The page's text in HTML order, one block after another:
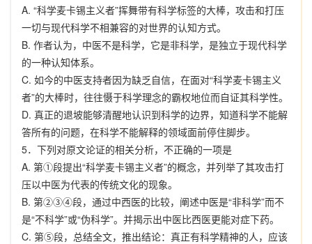
A. “科学麦卡锡主义者”挥舞带有科学标签的大棒，攻击和打压
一切与现代科学不相兼容的对世界的认知方式。
B. 作者认为，中医不是科学，它是非科学，是独立于现代科学
的一种认知体系。
C. 如今的中医支持者因为缺乏自信，在面对“科学麦卡锡主义
者”的大棒时，往往慑于科学理念的霸权地位而自证其科学性。
D. 真正的退坡能够清醒地认识到科学的边界，知道科学不能解
答所有的问题，在科学不能解释的领域面前停住脚步。
5． 下列对原文论证的相关分析，不正确的一项是
A. 第①段提出“科学麦卡锡主义者”的概念，并列举了其攻击打
压以中医为代表的传统文化的现象。
B. 第②③④段，通过中西医的比较，阐述中医是“非科学”而不
是“不科学”或“伪科学”。并揭示出中医比西医更能对症下药。
C. 第⑤段，总结全文，推出结论：真正有科学精神的人，应该